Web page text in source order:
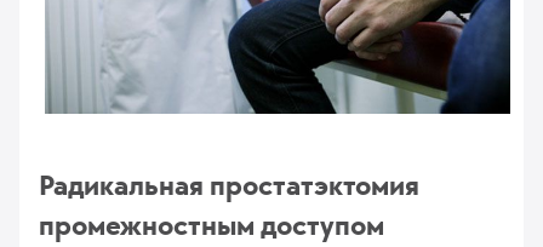
Радикальная простатэктомия
промежностным доступом